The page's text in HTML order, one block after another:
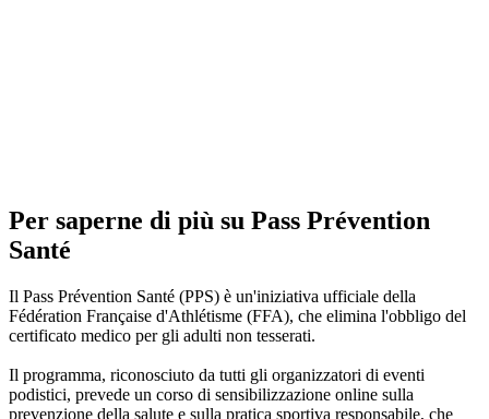
Per saperne di più su Pass Prévention
Santé
Il Pass Prévention Santé (PPS) è un'iniziativa ufficiale della
Fédération Française d'Athlétisme (FFA), che elimina l'obbligo del
certificato medico per gli adulti non tesserati.
Il programma, riconosciuto da tutti gli organizzatori di eventi
podistici, prevede un corso di sensibilizzazione online sulla
prevenzione della salute e sulla pratica sportiva responsabile, che